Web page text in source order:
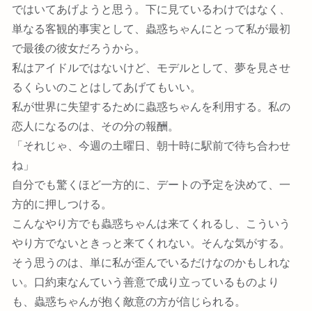
ではいてあげようと思う。下に見ているわけではなく、
単なる客観的事実として、蟲惑ちゃんにとって私が最初
で最後の彼女だろうから。
私はアイドルではないけど、モデルとして、夢を見させ
るくらいのことはしてあげてもいい。
私が世界に失望するために蟲惑ちゃんを利用する。私の
恋人になるのは、その分の報酬。
「それじゃ、今週の土曜日、朝十時に駅前で待ち合わせ
ね」
自分でも驚くほど一方的に、デートの予定を決めて、一
方的に押しつける。
こんなやり方でも蟲惑ちゃんは来てくれるし、こういう
やり方でないときっと来てくれない。そんな気がする。
そう思うのは、単に私が歪んでいるだけなのかもしれな
い。口約束なんていう善意で成り立っているものより
も、蟲惑ちゃんが抱く敵意の方が信じられる。